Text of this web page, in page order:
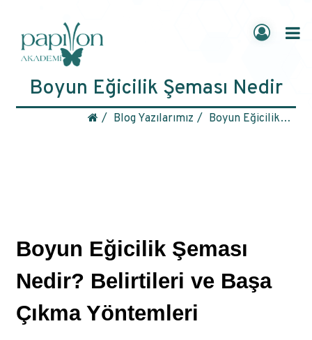
Boyun Eğicilik Şeması Nedir
Blog Yazılarımız Boyun Eğicilik Şeması Nedir
Boyun Eğicilik Şeması
Nedir? Belirtileri ve Başa
Çıkma Yöntemleri